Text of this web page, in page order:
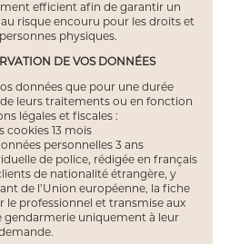
efficient afin de garantir un
risque encouru pour les droits et
physiques.
DE VOS DONNÉES
données que pour une durée
de leurs traitements ou en fonction
légales et fiscales :
cookies 13 mois
personnelles 3 ans
de police, rédigée en français
de nationalité étrangère, y
de l’Union européenne, la fiche
le professionnel et transmise aux
gendarmerie uniquement à leur